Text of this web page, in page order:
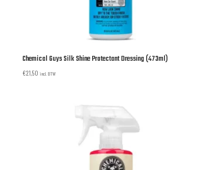
Chemical Guys Silk Shine Protectant Dressing (473ml)
€21,50 incl. BTW